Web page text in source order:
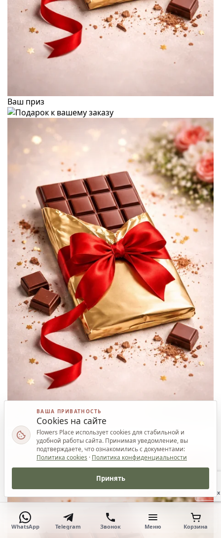
Ваш приз
Ваш приз
WhatsApp Telegram Звонок Меню Корзина
Наверх
ВАША ПРИВАТНОСТЬ
Cookies на сайте
Flowers Place использует cookies для стабильной и
удобной работы сайта. Принимая уведомление, вы
подтверждаете, что ознакомились с документами:
Политика cookies · Политика конфиденциальности
Принять